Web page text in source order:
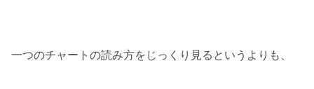
一つのチャートの読み方をじっくり見るというよりも、